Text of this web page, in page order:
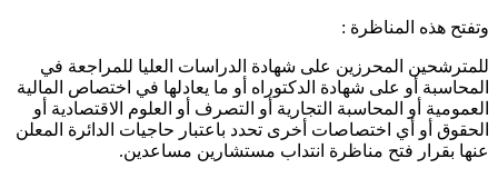
وتفتح هذه المناظرة :
للمترشحين المحرزين على شهادة الدراسات العليا للمراجعة في
المحاسبة أو على شهادة الدكتوراه أو ما يعادلها في اختصاص المالية
العمومية أو المحاسبة التجارية أو التصرف أو العلوم الاقتصادية أو
الحقوق أو أي اختصاصات أخرى تحدد باعتبار حاجيات الدائرة المعلن
عنها بقرار فتح مناظرة انتداب مستشارين مساعدين.